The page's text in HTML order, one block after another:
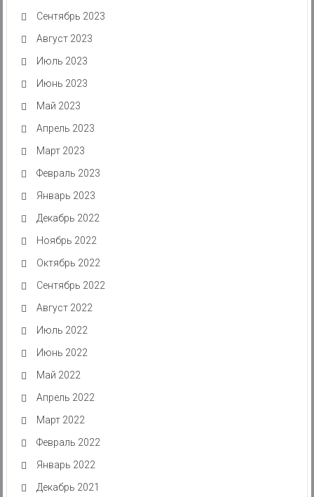
Сентябрь 2023
Август 2023
Июль 2023
Июнь 2023
Май 2023
Апрель 2023
Март 2023
Февраль 2023
Январь 2023
Декабрь 2022
Ноябрь 2022
Октябрь 2022
Сентябрь 2022
Август 2022
Июль 2022
Июнь 2022
Май 2022
Апрель 2022
Март 2022
Февраль 2022
Январь 2022
Декабрь 2021